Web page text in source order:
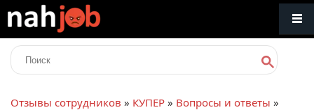
Отзывы сотрудников » КУПЕР » Вопросы и ответы »